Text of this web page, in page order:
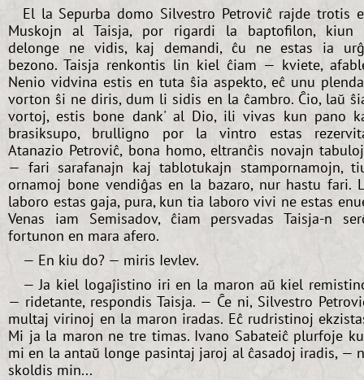
El la Sepurba domo Silvestro Petroviĉ rajde trotis
Muskojn al Taisja, por rigardi la baptofilon, kiun
delonge ne vidis, kaj demandi, ĉu ne estas ia
bezono. Taisja renkontis lin kiel ĉiam — kviete,
Nenio vidvina estis en tuta ŝia aspekto, eĉ unu
vorton ŝi ne diris, dum li sidis en la ĉambro. Ĉio, laŭ
vortoj, estis bone dank' al Dio, ili vivas kun pano
brasiksupo, brulligno por la vintro estas
Atanazio Petroviĉ, bona homo, eltranĉis novajn
— fari sarafanajn kaj tablotukajn stampornamojn,
ornamoj bone vendiĝas en la bazaro, nur hastu fari.
laboro estas gaja, pura, kun tia laboro vivi ne estas
Venas iam Semisadov, ĉiam persvadas Taisja-n
fortunon en mara afero.
— En kiu do? — miris Ievlev.
— Ja kiel logaĵistino iri en la maron aŭ kiel
— ridetante, respondis Taisja. — Ĉe ni, Silvestro
multaj virinoj en la maron iradas. Eĉ rudristinoj
Mi ja la maron ne tre timas. Ivano Sabateiĉ plurfoje
mi en la antaŭ longe pasintaj jaroj al ĉasadoj iradis, —
skoldis min...